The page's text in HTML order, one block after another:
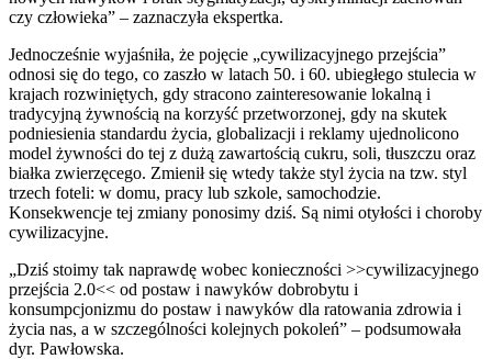
czy człowieka” – zaznaczyła ekspertka.
Jednocześnie wyjaśniła, że pojęcie „cywilizacyjnego przejścia”
odnosi się do tego, co zaszło w latach 50. i 60. ubiegłego stulecia w
krajach rozwiniętych, gdy stracono zainteresowanie lokalną i
tradycyjną żywnością na korzyść przetworzonej, gdy na skutek
podniesienia standardu życia, globalizacji i reklamy ujednolicono
model żywności do tej z dużą zawartością cukru, soli, tłuszczu oraz
białka zwierzęcego. Zmienił się wtedy także styl życia na tzw. styl
trzech foteli: w domu, pracy lub szkole, samochodzie.
Konsekwencje tej zmiany ponosimy dziś. Są nimi otyłości i choroby
cywilizacyjne.
„Dziś stoimy tak naprawdę wobec konieczności >>cywilizacyjnego
przejścia 2.0<< od postaw i nawyków dobrobytu i
konsumpcjonizmu do postaw i nawyków dla ratowania zdrowia i
życia nas, a w szczególności kolejnych pokoleń” – podsumowała
dyr. Pawłowska.